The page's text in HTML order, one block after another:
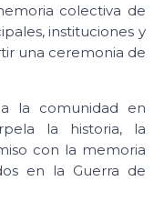
colectiva de
instituciones y
una ceremonia de
la comunidad en
la historia, la
con la memoria
en la Guerra de